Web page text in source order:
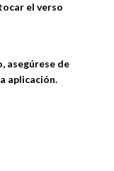
el verso
asegúrese de
aplicación.